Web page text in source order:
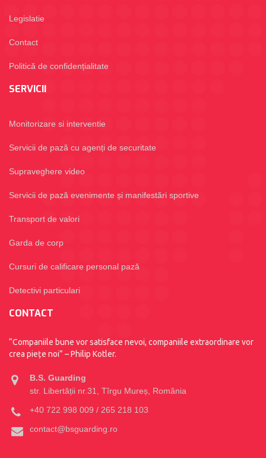
Legislatie
Contact
Politică de confidențialitate
SERVICII
Monitorizare si interventie
Servicii de pază cu agenți de securitate
Supraveghere video
Servicii de pază evenimente și manifestări sportive
Transport de valori
Garda de corp
Cursuri de calificare personal pază
Detectivi particulari
CONTACT
“Companiile bune vor satisface nevoi, companiile extraordinare vor
crea piețe noi” – Philip Kotler.
B.S. Guarding
str. Libertății nr.31, Tîrgu Mureș, România
+40 722 998 009 / 265 218 103
contact@bsguarding.ro